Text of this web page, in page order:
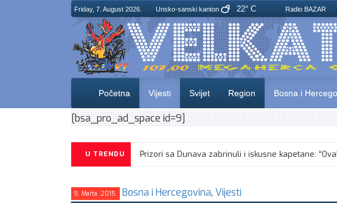
Friday, 7. August 2026. Unsko-sanski kanton 22° C Radio BAZAR
Početna Vijesti Svijet Region Bosna i
[bsa_pro_ad_space id=9]
U TRENDU Prizori sa Dunava zabrinuli i iskusne kapetane:
9. Marta. 2015. Bosna i Hercegovina, Vijesti